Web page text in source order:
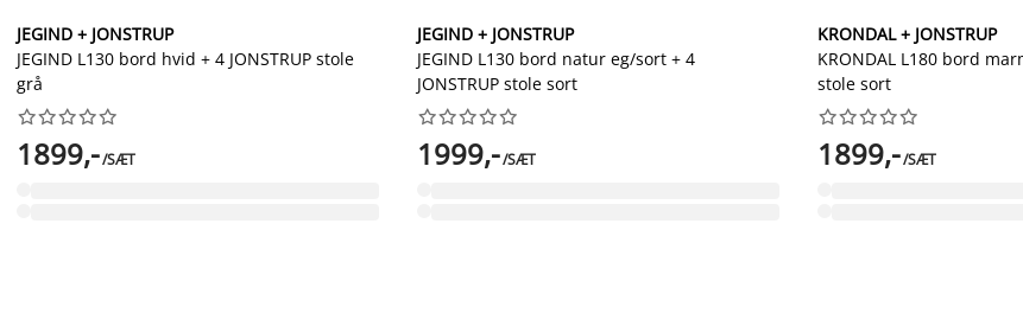
JEGIND + JONSTRUP
JEGIND L130 bord hvid + 4 JONSTRUP stole
grå






1899,-/SÆT
JEGIND + JONSTRUP
JEGIND L130 bord natur eg/sort + 4
JONSTRUP stole sort






1999,-/SÆT
KRONDAL + JONSTRUP
KRONDAL L180 bord
stole sort






1899,-/SÆT